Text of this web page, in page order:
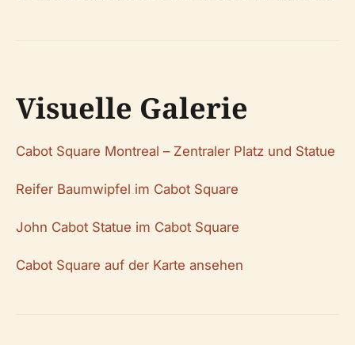
Visuelle Galerie
Cabot Square Montreal – Zentraler Platz und Statue
Reifer Baumwipfel im Cabot Square
John Cabot Statue im Cabot Square
Cabot Square auf der Karte ansehen